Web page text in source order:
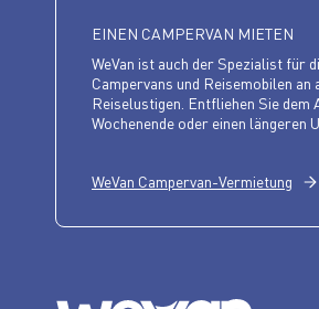
EINEN CAMPERVAN MIETEN
WeVan ist auch der Spezialist für
Campervans und Reisemobilen an
Reiselustigen. Entfliehen Sie dem
Wochenende oder einen längeren
WeVan Campervan-Vermietung